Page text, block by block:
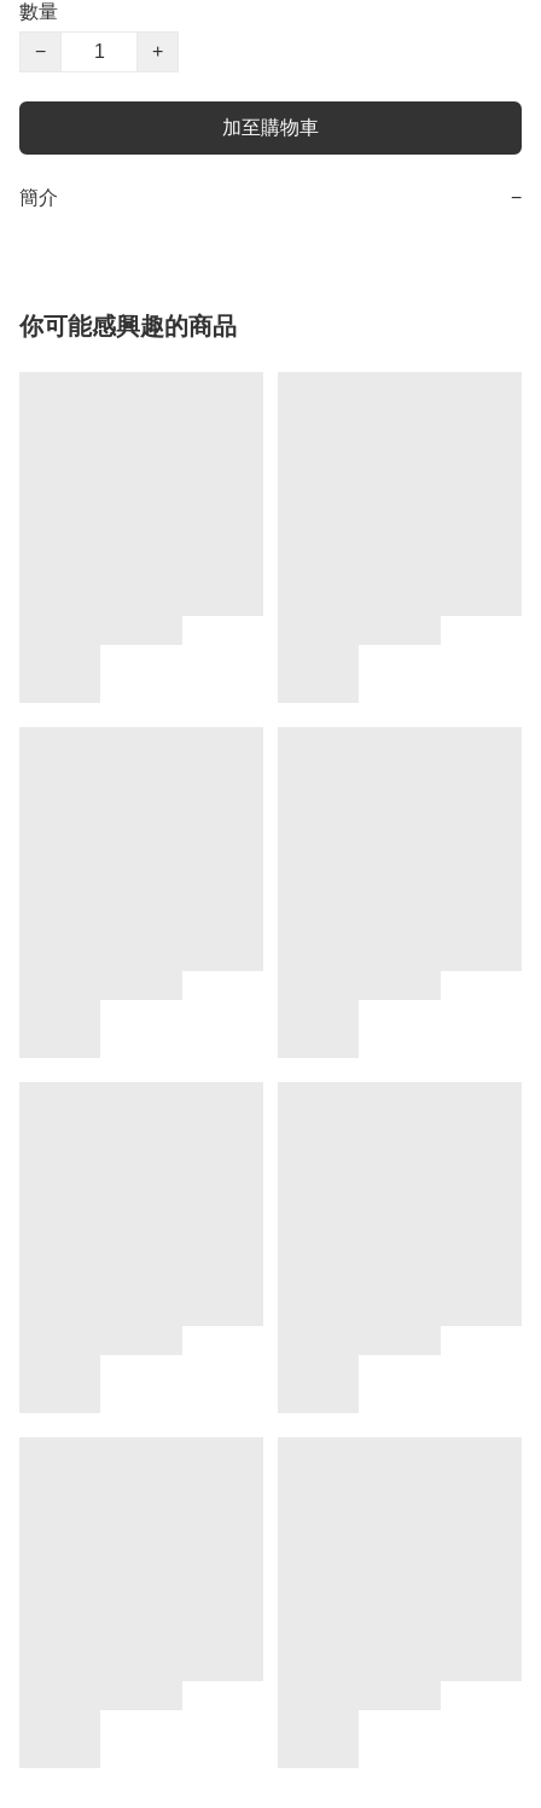
數量
−
+
加至購物車
簡介 −
你可能感興趣的商品